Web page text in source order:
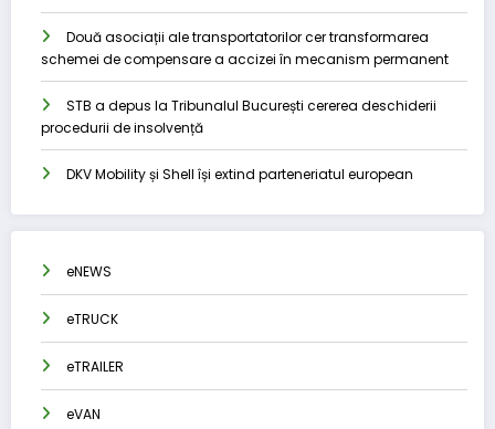
Două asociații ale transportatorilor cer transformarea
schemei de compensare a accizei în mecanism permanent
STB a depus la Tribunalul București cererea deschiderii
procedurii de insolvență
DKV Mobility și Shell își extind parteneriatul european
eNEWS
eTRUCK
eTRAILER
eVAN